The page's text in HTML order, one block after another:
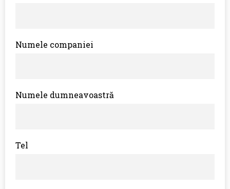
Numele companiei
Numele dumneavoastră
Tel